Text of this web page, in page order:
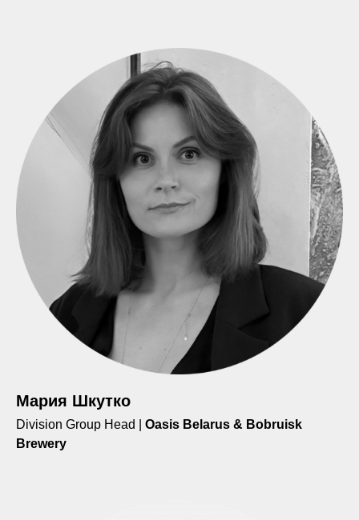
Мария Шкутко
Division Group Head |
Oasis Belarus & Bobruisk
Brewery